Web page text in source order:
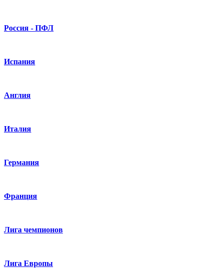
Россия - ПФЛ
Испания
Англия
Италия
Германия
Франция
Лига чемпионов
Лига Европы